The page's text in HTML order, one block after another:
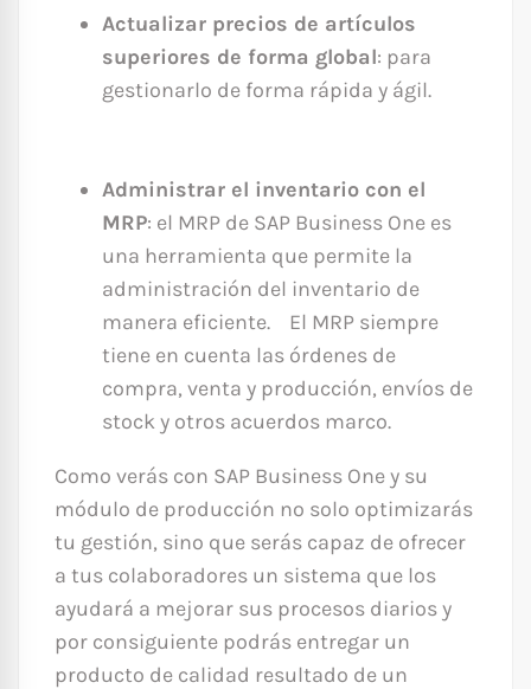
Actualizar precios de artículos
superiores de forma global: para
gestionarlo de forma rápida y ágil.
Administrar el inventario con el
MRP: el MRP de SAP Business One es
una herramienta que permite la
administración del inventario de
manera eficiente. El MRP siempre
tiene en cuenta las órdenes de
compra, venta y producción, envíos de
stock y otros acuerdos marco.
Como verás con SAP Business One y su
módulo de producción no solo optimizarás
tu gestión, sino que serás capaz de ofrecer
a tus colaboradores un sistema que los
ayudará a mejorar sus procesos diarios y
por consiguiente podrás entregar un
producto de calidad resultado de un